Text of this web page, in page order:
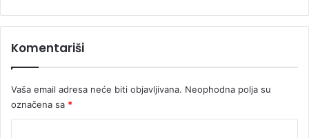
i
e
e
p
i
Komentariši
Vaša email adresa neće biti objavljivana. Neophodna polja su
označena sa *